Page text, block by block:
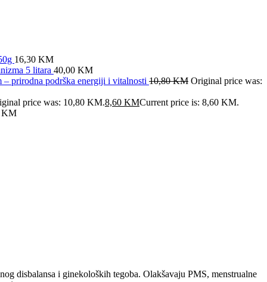
16,30 KM
5 litara 40,00 KM
prirodna podrška energiji i vitalnosti 10,80KM Original price was:
price was: 10,80 KM.8,60 KMCurrent price is: 8,60 KM.
KM
disbalansa i ginekoloških tegoba. Olakšavaju PMS, menstrualne